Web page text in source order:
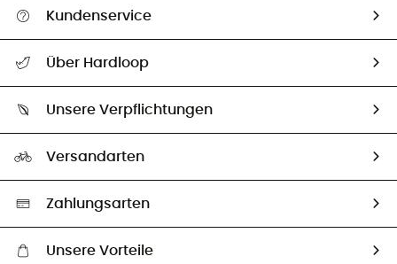
Kundenservice
Größentabelle
Vertrag widerrufen
Über Hardloop
Unsere Botschafter
Unsere Verpflichtungen
Auswahl an nachhaltigen Produkten
Versandarten
Zahlungsarten
Unsere Vorteile